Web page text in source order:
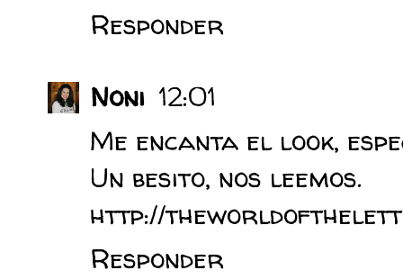
Responder
Noni 12:01
Me encanta el look,
Un besito, nos leemos.
http://
Responder